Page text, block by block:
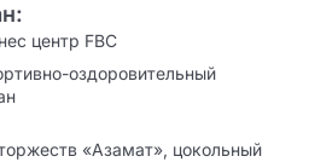
центр FBC
оздоровительный
«Азамат», цокольный